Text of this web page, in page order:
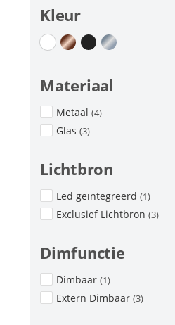
Kleur
Materiaal
Metaal (4)
Glas (3)
Lichtbron
Led geïntegreerd (1)
Exclusief Lichtbron (3)
Dimfunctie
Dimbaar (1)
Extern Dimbaar (3)